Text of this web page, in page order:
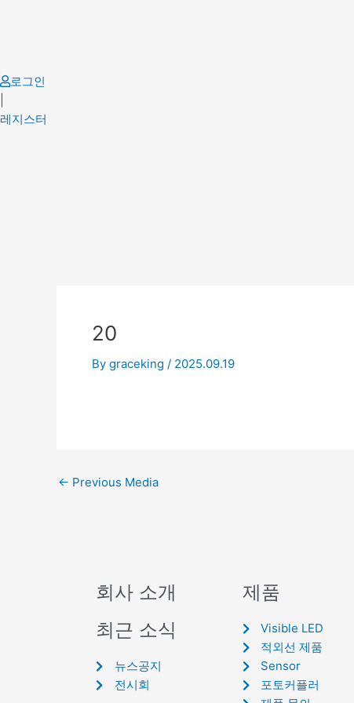
로그인
레지스터
20
By graceking / 2025.09.19
← Previous Media
회사 소개
최근 소식
뉴스공지
전시회
제품
Visible LED
적외선 제품
Sensor
포토커플러